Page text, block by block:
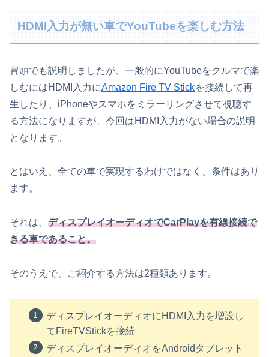
HDMI入力が無い車でYouTubeを楽しむ方法
冒頭でも説明しましたが、一般的にYouTubeをクルマで楽
しむにはHDMI入力にAmazon Fire TV Stickを接続して再
生したり、iPhoneやスマホをミラーリングさせて視聴す
る方法になりますが、今回はHDMI入力がない場合の説明
となります。
とはいえ、全ての車で実現するわけではなく、条件はあり
ます。
それは、 ディスプレイオーディオでCarPlayを有線接続で
きる車であること。
そのうえで、ご紹介する方法は2種類あります。
ディスプレイオーディオにHDMI入力を増設し
てFireTVStickを接続
ディスプレイオーディオをAndroidタブレット